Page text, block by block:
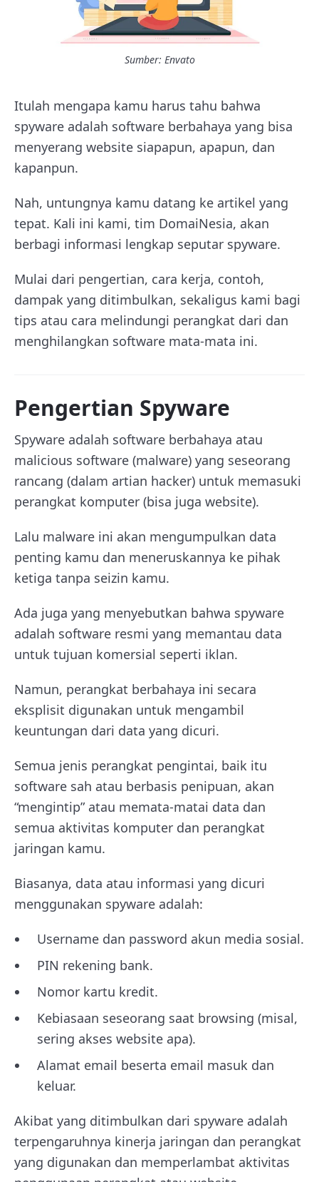
Sumber: Envato
Itulah mengapa kamu harus tahu bahwa
spyware adalah software berbahaya yang bisa
menyerang website siapapun, apapun, dan
kapanpun.
Nah, untungnya kamu datang ke artikel yang
tepat. Kali ini kami, tim DomaiNesia, akan
berbagi informasi lengkap seputar spyware.
Mulai dari pengertian, cara kerja, contoh,
dampak yang ditimbulkan, sekaligus kami bagi
tips atau cara melindungi perangkat dari dan
menghilangkan software mata-mata ini.
Pengertian Spyware
Spyware adalah software berbahaya atau
malicious software (malware) yang seseorang
rancang (dalam artian hacker) untuk memasuki
perangkat komputer (bisa juga website).
Lalu malware ini akan mengumpulkan data
penting kamu dan meneruskannya ke pihak
ketiga tanpa seizin kamu.
Ada juga yang menyebutkan bahwa spyware
adalah software resmi yang memantau data
untuk tujuan komersial seperti iklan.
Namun, perangkat berbahaya ini secara
eksplisit digunakan untuk mengambil
keuntungan dari data yang dicuri.
Semua jenis perangkat pengintai, baik itu
software sah atau berbasis penipuan, akan
“mengintip” atau memata-matai data dan
semua aktivitas komputer dan perangkat
jaringan kamu.
Biasanya, data atau informasi yang dicuri
menggunakan spyware adalah:
Username dan password akun media sosial.
PIN rekening bank.
Nomor kartu kredit.
Kebiasaan seseorang saat browsing (misal,
sering akses website apa).
Alamat email beserta email masuk dan
keluar.
Akibat yang ditimbulkan dari spyware adalah
terpengaruhnya kinerja jaringan dan perangkat
yang digunakan dan memperlambat aktivitas